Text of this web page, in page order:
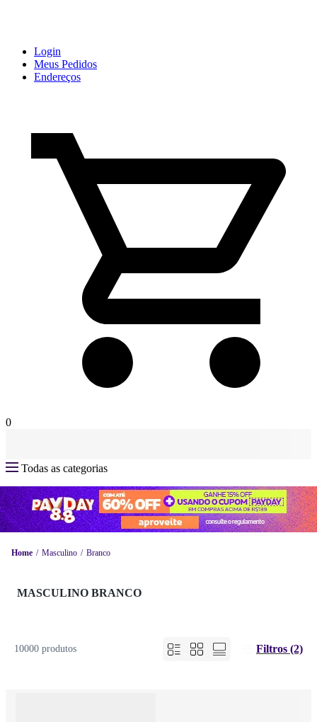
Login
Meus Pedidos
Endereços
0
Todas as categorias
Home Masculino Branco
MASCULINO BRANCO
10000 produtos Filtros (2)